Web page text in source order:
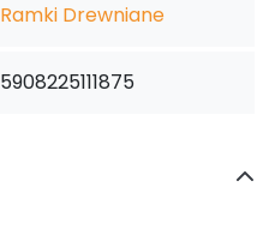
Ramki Drewniane
5908225111875